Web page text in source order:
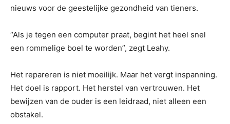
nieuws voor de geestelijke gezondheid van tieners.
“Als je tegen een computer praat, begint het heel snel
een rommelige boel te worden”, zegt Leahy.
Het repareren is niet moeilijk. Maar het vergt inspanning.
Het doel is rapport. Het herstel van vertrouwen. Het
bewijzen van de ouder is een leidraad, niet alleen een
obstakel.